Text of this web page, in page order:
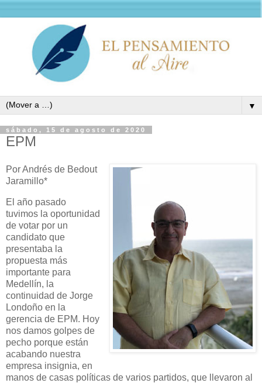
▼
sábado, 15 de agosto de 2020
EPM
Por Andrés de Bedout
Jaramillo*
El año pasado
tuvimos la oportunidad
de votar por un
candidato que
presentaba la
propuesta más
importante para
Medellín, la
continuidad de Jorge
Londoño en la
gerencia de EPM. Hoy
nos damos golpes de
pecho porque están
acabando nuestra
empresa insignia, en
manos de casas políticas de varios partidos, que llevaron al